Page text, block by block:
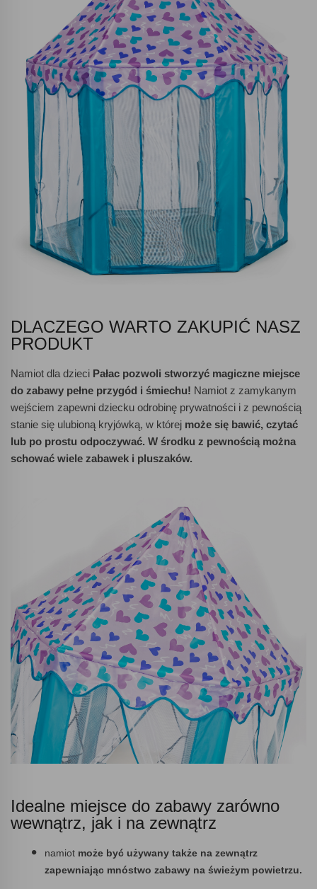
DLACZEGO WARTO ZAKUPIĆ NASZ
PRODUKT
Namiot dla dzieci Pałac pozwoli stworzyć magiczne miejsce
do zabawy pełne przygód i śmiechu! Namiot z zamykanym
wejściem zapewni dziecku odrobinę prywatności i z pewnością
stanie się ulubioną kryjówką, w której może się bawić, czytać
lub po prostu odpoczywać. W środku z pewnością można
schować wiele zabawek i pluszaków.
Idealne miejsce do zabawy zarówno
wewnątrz, jak i na zewnątrz
namiot może być używany także na zewnątrz
zapewniając mnóstwo zabawy na świeżym powietrzu.